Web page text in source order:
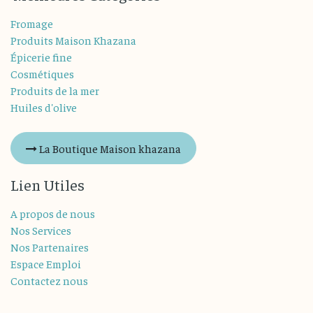
Fromage
Produits Maison Khazana
Épicerie fine
Cosmétiques
Produits de la mer
Huiles d'olive
La Boutique Maison khazana
Lien Utiles
A propos de nous
Nos Services
Nos Partenaires
Espace Emploi
Contactez nous